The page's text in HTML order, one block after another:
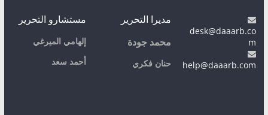
desk@daaarb.co
m
help@daaarb.com
مديرا التحرير
محمد جودة
حنان فكري
مستشارو التحرير
إلهامي الميرغي
أحمد سعد